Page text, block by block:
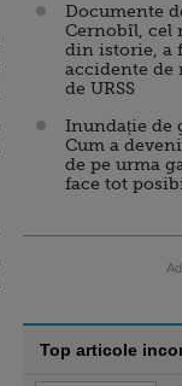
Documente
Cernobîl, cel
din istorie, a
accidente de
de URSS
Inundație de
Cum a
de pe urma
face tot
Top articole